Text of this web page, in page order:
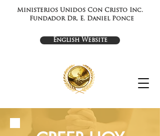
Ministerios Unidos Con Cristo Inc.
Fundador Dr. E. Daniel Ponce
English Website